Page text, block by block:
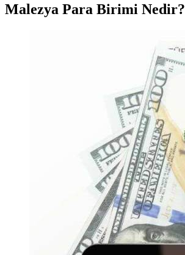
Malezya Para Birimi Nedir?